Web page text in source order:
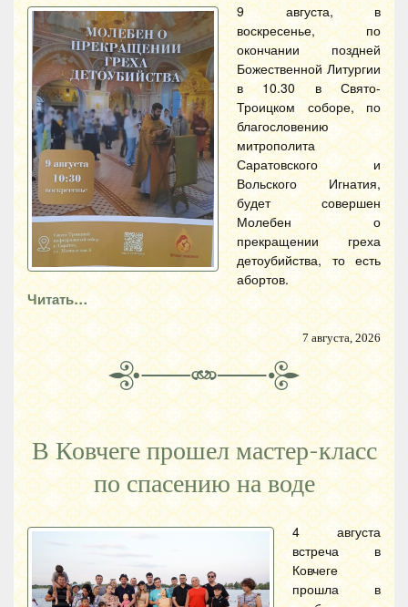
9 августа, в
воскресенье, по
окончании поздней
Божественной Литургии
в 10.30 в Свято-
Троицком соборе, по
благословению
митрополита
Саратовского и
Вольского Игнатия,
будет совершен
Молебен о
прекращении греха
детоубийства, то есть
абортов.
Читать…
7 августа, 2026
В Ковчеге прошел мастер-класс
по спасению на воде
4 августа
встреча в
Ковчеге
прошла в